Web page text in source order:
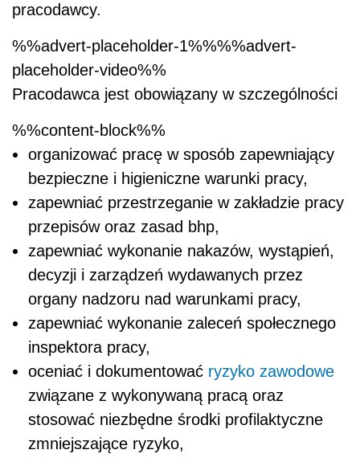
pracodawcy.
%%advert-placeholder-1%%%%advert-
placeholder-video%%
Pracodawca jest obowiązany w szczególności
%%content-block%%
organizować pracę w sposób zapewniający
bezpieczne i higieniczne warunki pracy,
zapewniać przestrzeganie w zakładzie pracy
przepisów oraz zasad bhp,
zapewniać wykonanie nakazów, wystąpień,
decyzji i zarządzeń wydawanych przez
organy nadzoru nad warunkami pracy,
zapewniać wykonanie zaleceń społecznego
inspektora pracy,
oceniać i dokumentować ryzyko zawodowe
związane z wykonywaną pracą oraz
stosować niezbędne środki profilaktyczne
zmniejszające ryzyko,